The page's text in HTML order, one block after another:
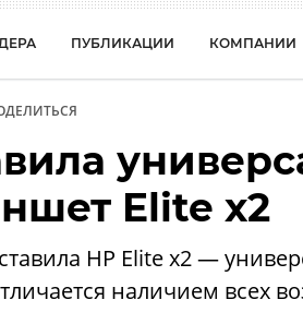
ПУБЛИКАЦИИ КОМПАНИИ
Elite x2
HP Elite x2 —
наличием всех